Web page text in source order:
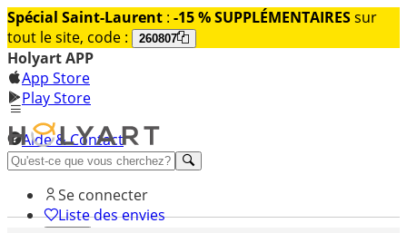
Spécial Saint-Laurent : -15 % SUPPLÉMENTAIRESsur
tout le site, code :
260807
Holyart APP
App Store
Play Store
Aide & Contact
Découvrez Premium
Se connecter
Liste des envies